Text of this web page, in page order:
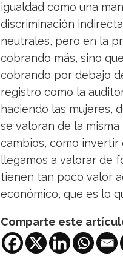
igualdad como una
discriminación
neutrales, pero en la
cobrando más, sino
cobrando por debajo
registro como la
haciendo las mujeres,
se valoran de la misma
cambios, como invertir
llegamos a valorar de
tienen tan poco valor
económico, que es lo
Comparte este